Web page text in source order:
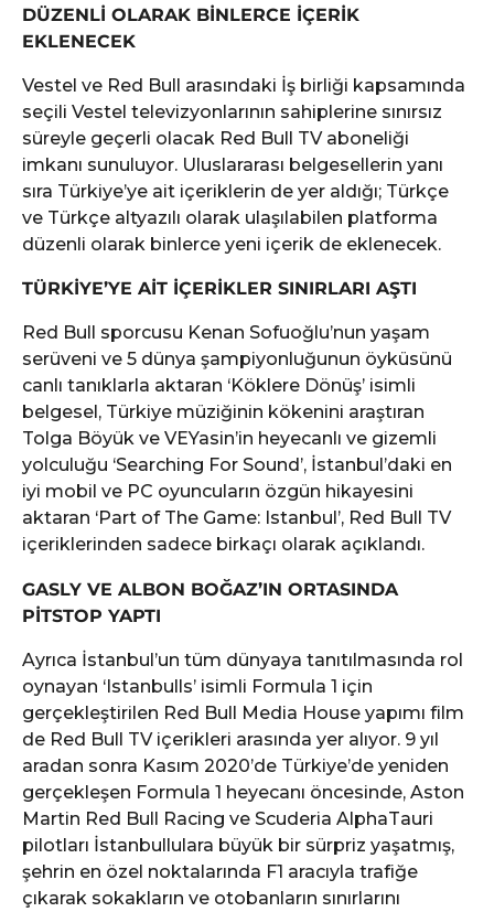
DÜZENLİ OLARAK BİNLERCE İÇERİK
EKLENECEK
Vestel ve Red Bull arasındaki İş birliği kapsamında
seçili Vestel televizyonlarının sahiplerine sınırsız
süreyle geçerli olacak Red Bull TV aboneliği
imkanı sunuluyor. Uluslararası belgesellerin yanı
sıra Türkiye’ye ait içeriklerin de yer aldığı; Türkçe
ve Türkçe altyazılı olarak ulaşılabilen platforma
düzenli olarak binlerce yeni içerik de eklenecek.
TÜRKİYE’YE AİT İÇERİKLER SINIRLARI AŞTI
Red Bull sporcusu Kenan Sofuoğlu’nun yaşam
serüveni ve 5 dünya şampiyonluğunun öyküsünü
canlı tanıklarla aktaran ‘Köklere Dönüş’ isimli
belgesel, Türkiye müziğinin kökenini araştıran
Tolga Böyük ve VEYasin’in heyecanlı ve gizemli
yolculuğu ‘Searching For Sound’, İstanbul’daki en
iyi mobil ve PC oyuncuların özgün hikayesini
aktaran ‘Part of The Game: Istanbul’, Red Bull TV
içeriklerinden sadece birkaçı olarak açıklandı.
GASLY VE ALBON BOĞAZ’IN ORTASINDA
PİTSTOP YAPTI
Ayrıca İstanbul’un tüm dünyaya tanıtılmasında rol
oynayan ‘Istanbulls’ isimli Formula 1 için
gerçekleştirilen Red Bull Media House yapımı film
de Red Bull TV içerikleri arasında yer alıyor. 9 yıl
aradan sonra Kasım 2020’de Türkiye’de yeniden
gerçekleşen Formula 1 heyecanı öncesinde, Aston
Martin Red Bull Racing ve Scuderia AlphaTauri
pilotları İstanbullulara büyük bir sürpriz yaşatmış,
şehrin en özel noktalarında F1 aracıyla trafiğe
çıkarak sokakların ve otobanların sınırlarını